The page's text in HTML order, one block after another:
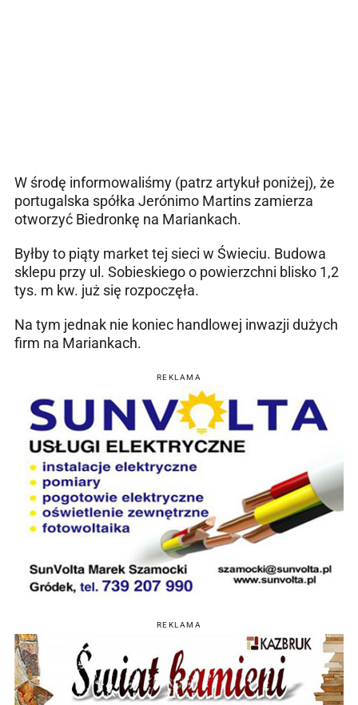
W środę informowaliśmy (patrz artykuł poniżej), że
portugalska spółka Jerónimo Martins zamierza
otworzyć Biedronkę na Mariankach.
Byłby to piąty market tej sieci w Świeciu. Budowa
sklepu przy ul. Sobieskiego o powierzchni blisko 1,2
tys. m kw. już się rozpoczęła.
Na tym jednak nie koniec handlowej inwazji dużych
firm na Mariankach.
REKLAMA
REKLAMA